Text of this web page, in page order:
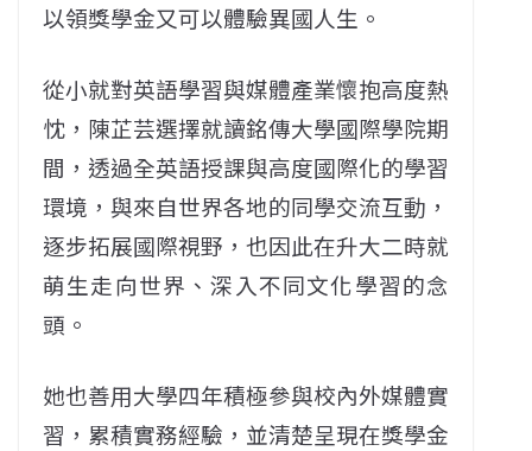
以領獎學金又可以體驗異國人生。
從小就對英語學習與媒體產業懷抱高度熱
忱，陳芷芸選擇就讀銘傳大學國際學院期
間，透過全英語授課與高度國際化的學習
環境，與來自世界各地的同學交流互動，
逐步拓展國際視野，也因此在升大二時就
萌生走向世界、深入不同文化學習的念
頭。
她也善用大學四年積極參與校內外媒體實
習，累積實務經驗，並清楚呈現在獎學金